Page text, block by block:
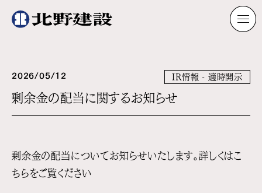
剰余金の配当に関するお知らせ
2026/05/12 IR情報 - 適時開示
剰余金の配当についてお知らせいたします。 詳しくはこ
ちらをご覧ください